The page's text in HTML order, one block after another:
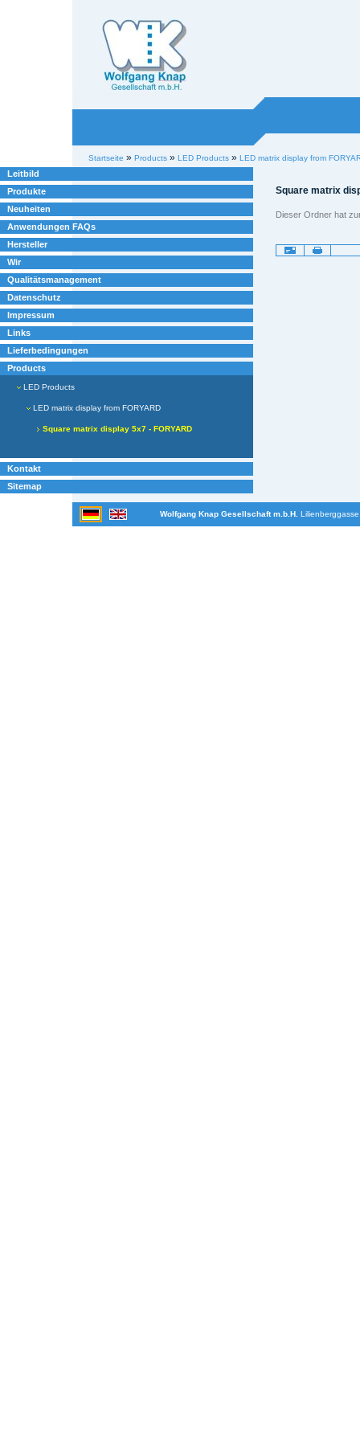
Sektionen
Benutzerspezifische
Werkzeuge
Startseite » Products » LED Products » LED matrix display from
Leitbild
Produkte
Neuheiten
Anwendungen FAQs
Hersteller
Wir
Qualitätsmanagement
Datenschutz
Impressum
Links
Lieferbedingungen
Products
LED Products
LED matrix display from FORYARD
Square matrix display 5x7 - FORYARD
Kontakt
Sitemap
Square matrix
Dieser Ordner hat
Artikelaktionen
Wolfgang Knap Gesellschaft m.b.H.